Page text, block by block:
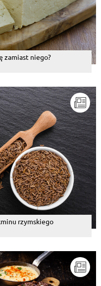
zamiast niego?
rzymskiego